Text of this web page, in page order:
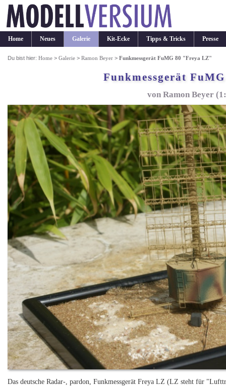
Home Neues Galerie Kit-Ecke Tipps & Tricks Presse
Du bist hier:Home >Galerie >Ramon Beyer >Funkmessgerät FuMG 80 "Freya LZ"
Funkmessgerät
von Ramon Beyer
Das deutsche Radar-, pardon, Funkmessgerät Freya LZ (LZ steht für